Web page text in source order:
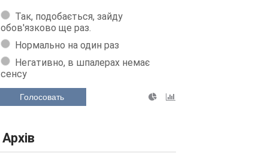
Так, подобається, зайду
обов'язково ще раз.
Нормально на один раз
Негативно, в шпалерах немає
сенсу
Голосовать
Архів